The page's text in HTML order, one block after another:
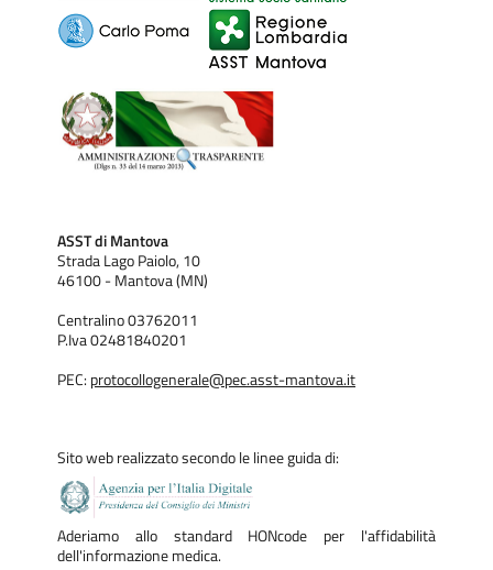
ASST di Mantova
Strada Lago Paiolo, 10
46100 - Mantova (MN)
Centralino 03762011
P.Iva 02481840201
PEC: protocollogenerale@pec.asst-mantova.it
Sito web realizzato secondo le linee guida di:
Aderiamo allo standard HONcode per l'affidabilità
dell'informazione medica.